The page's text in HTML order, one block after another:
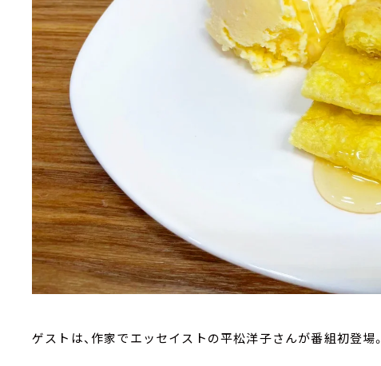
ゲストは、作家でエッセイストの平松洋子さんが番組初登場。